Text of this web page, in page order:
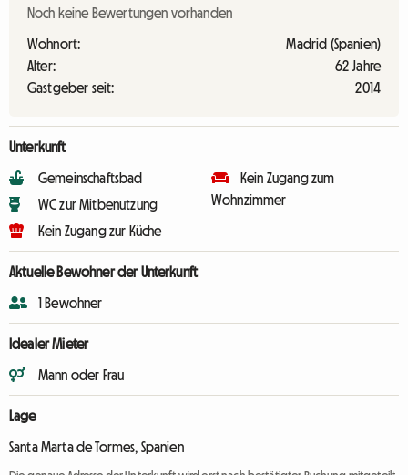
Noch keine Bewertungen vorhanden
Wohnort:
Madrid (Spanien)
Alter:
62 Jahre
Gastgeber seit:
2014
Unterkunft
Gemeinschaftsbad
WC zur Mitbenutzung
Kein Zugang zur Küche
Kein Zugang zum
Wohnzimmer
Aktuelle Bewohner der Unterkunft
1 Bewohner
Idealer Mieter
Mann oder Frau
Lage
Santa Marta de Tormes, Spanien